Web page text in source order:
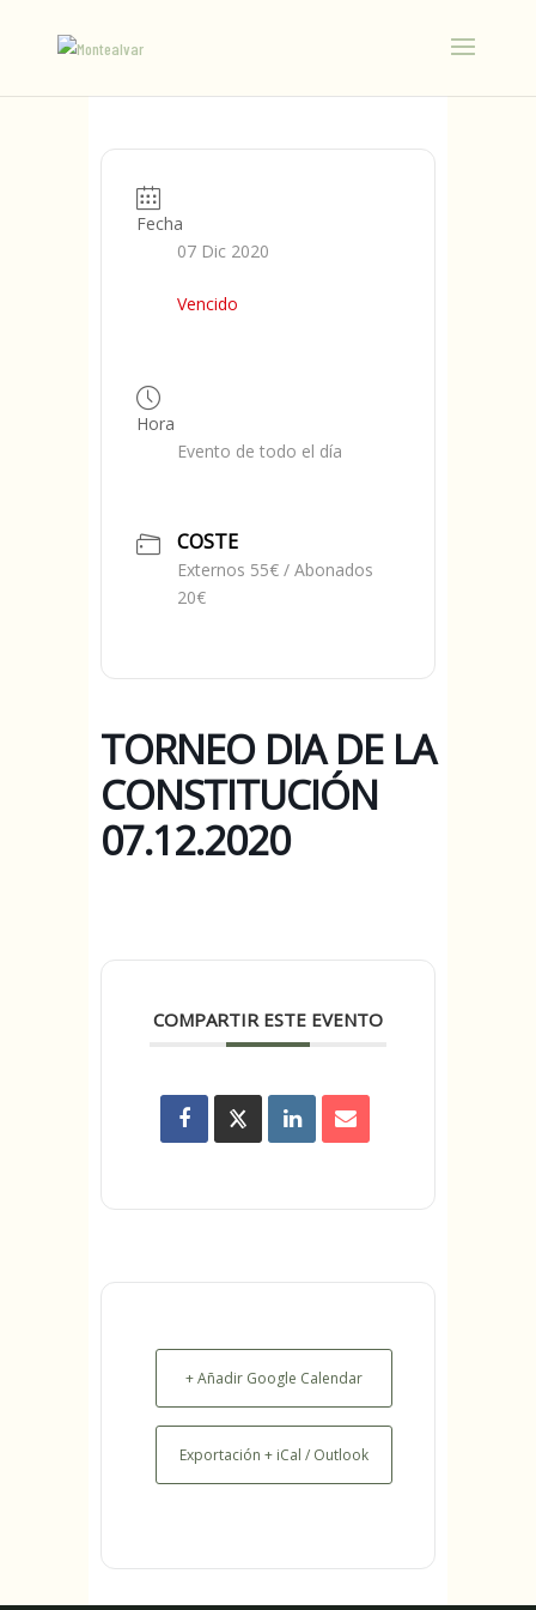
Fecha
07 Dic 2020
Vencido
Hora
Evento de todo el día
COSTE
Externos 55€ / Abonados
20€
TORNEO DIA DE LA
CONSTITUCIÓN
07.12.2020
COMPARTIR ESTE EVENTO
+ Añadir Google Calendar
Exportación + iCal / Outlook